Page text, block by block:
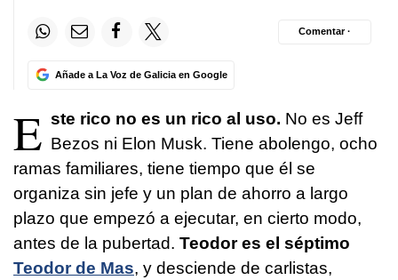
Añade a La Voz de Galicia en Google
Comentar ·
E ste rico no es un rico al uso. No es Jeff
Bezos ni Elon Musk. Tiene abolengo, ocho
ramas familiares, tiene tiempo que él se
organiza sin jefe y un plan de ahorro a largo
plazo que empezó a ejecutar, en cierto modo,
antes de la pubertad. Teodor es el séptimo
Teodor de Mas, y desciende de carlistas,